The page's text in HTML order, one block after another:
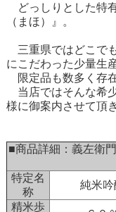
どっしりとした特
（まほ）』。
三重県ではどこで
にこだわった少量生
限定品も数多く存
当店ではそんな希
様に御案内させて頂
■商品詳細：義左
特定名
称
純米吟
精米歩